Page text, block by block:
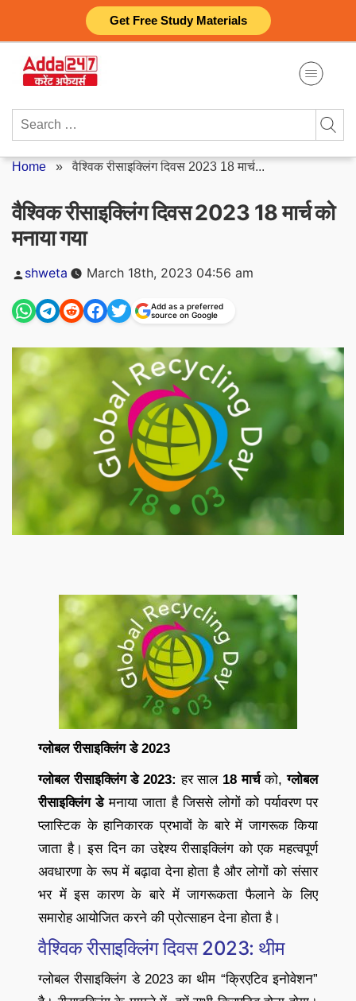
Get Free Study Materials
content
Search
Home »वैश्विक रीसाइक्लिंग दिवस 2023 18 मार्च...
वैश्विक रीसाइक्लिंग दिवस 2023 18 मार्च को
मनाया गया
Posted
by
shweta March 18th, 2023 04:56 am
Add as a preferred
source on Google
ग्लोबल रीसाइक्लिंग डे 2023
ग्लोबल रीसाइक्लिंग डे 2023: हर साल18 मार्चको,ग्लोबल
रीसाइक्लिंग डेमनाया जाता है जिससे लोगों को पर्यावरण पर
प्लास्टिक के हानिकारक प्रभावों के बारे में जागरूक किया
जाता है। इस दिन का उद्देश्य रीसाइक्लिंग को एक महत्वपूर्ण
अवधारणा के रूप में बढ़ावा देना होता है और लोगों को संसार
भर में इस कारण के बारे में जागरूकता फैलाने के लिए
समारोह आयोजित करने की प्रोत्साहन देना होता है।
वैश्विक रीसाइक्लिंग दिवस 2023: थीम
ग्लोबल रीसाइक्लिंग डे 2023 का थीम “क्रिएटिव इनोवेशन”